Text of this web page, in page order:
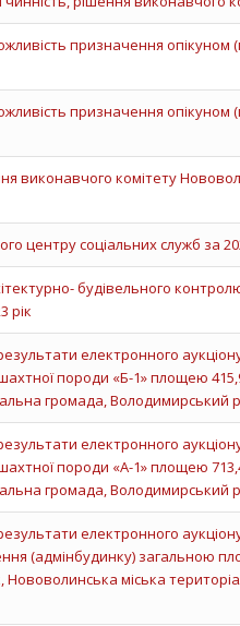
призначення опікуном
призначення опікуном
комітету
центру соціальних служб за
будівельного
рік
електронного
шахтної породи «Б-1» площею
громада, Володимирський
електронного
шахтної породи «А-1» площею
громада, Володимирський
електронного
(адмінбудинку) загальною
міська